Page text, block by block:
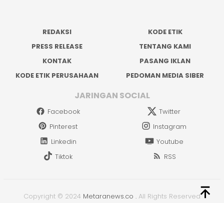
REDAKSI
KODE ETIK
PRESS RELEASE
TENTANG KAMI
KONTAK
PASANG IKLAN
KODE ETIK PERUSAHAAN
PEDOMAN MEDIA SIBER
JARINGAN SOCIAL
Facebook
Twitter
Pinterest
Instagram
Linkedin
Youtube
Tiktok
RSS
Copyright © 2024 Metaranews.co . All Rights Reserved